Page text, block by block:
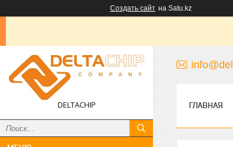
Создать сайт на Satu.kz
DELTACHIP ГЛАВНАЯ